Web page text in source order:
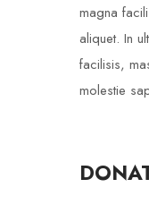
magna
aliquet. In
facilisis,
molestie